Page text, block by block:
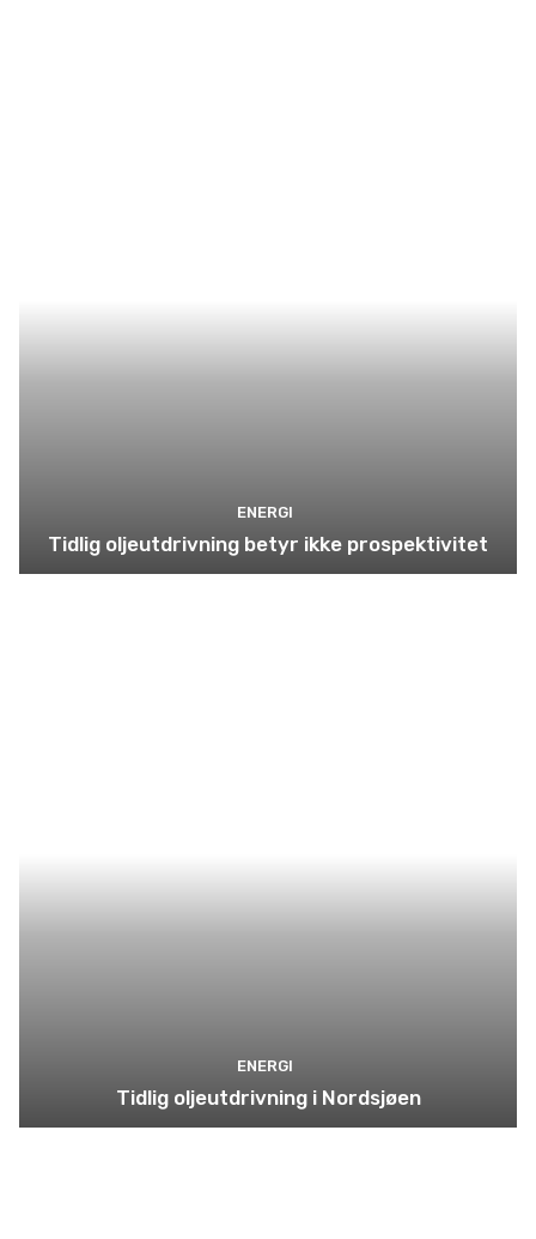
ENERGI
Tidlig oljeutdrivning betyr ikke prospektivitet
ENERGI
Tidlig oljeutdrivning i Nordsjøen